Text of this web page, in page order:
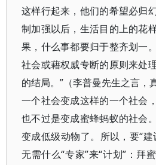
这样行起来，他们的希望必归
制加强以后，生活目的上的花
果，什么事都要归于整齐划一
社会或藉权威专断的原则来处
的结局。”（李普曼先生之言，
一个社会变成这样的一个社会
也不过是变成蜜蜂蚂蚁的社会
变成低级动物了。所以，要“
无需什么“专家”来“计划”：拜